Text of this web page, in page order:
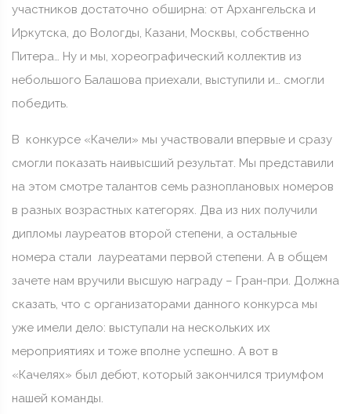
участников достаточно обширна: от Архангельска и
Иркутска, до Вологды, Казани, Москвы, собственно
Питера… Ну и мы, хореографический коллектив из
небольшого Балашова приехали, выступили и… смогли
победить.
В конкурсе «Качели» мы участвовали впервые и сразу
смогли показать наивысший результат. Мы представили
на этом смотре талантов семь разноплановых номеров
в разных возрастных категорях. Два из них получили
дипломы лауреатов второй степени, а остальные
номера стали лауреатами первой степени. А в общем
зачете нам вручили высшую награду – Гран-при. Должна
сказать, что с организаторами данного конкурса мы
уже имели дело: выступали на нескольких их
мероприятиях и тоже вполне успешно. А вот в
«Качелях» был дебют, который закончился триумфом
нашей команды.